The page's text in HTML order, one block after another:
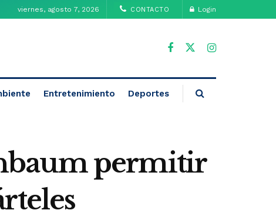
viernes, agosto 7, 2026 CONTACTO Login
Entretenimiento Deportes
permitir